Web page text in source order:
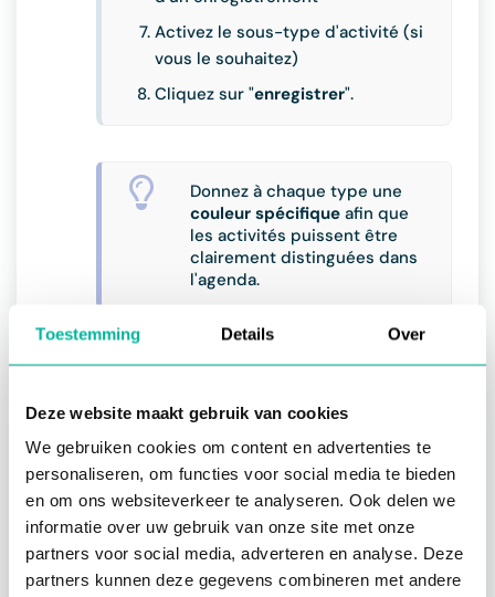
Toestemming Details Over
Deze website maakt gebruik van cookies
We gebruiken cookies om content en advertenties te
personaliseren, om functies voor social media te bieden
en om ons websiteverkeer te analyseren. Ook delen we
informatie over uw gebruik van onze site met onze
partners voor social media, adverteren en analyse. Deze
partners kunnen deze gegevens combineren met andere
Activez le sous-type d'activité (si
vous le souhaitez)
Cliquez sur "enregistrer".
Donnez à chaque type une
couleur spécifique afin que
les activités puissent être
clairement distinguées dans
l'agenda.
Supprimer sous-type d'activité
Ouvrez le module 'paramètres'.
Cliquez sur '
sous-types d'activité'.
Ouvrez le sous-type souhaité.
Cliquez sur "supprimer".
Vous ne pouvez supprimer
des sous-types que lorsqu'il